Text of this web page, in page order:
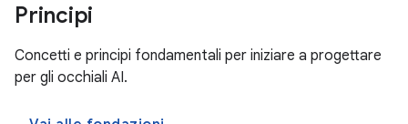
Principi
Concetti e principi fondamentali per iniziare a progettare
per gli occhiali AI.